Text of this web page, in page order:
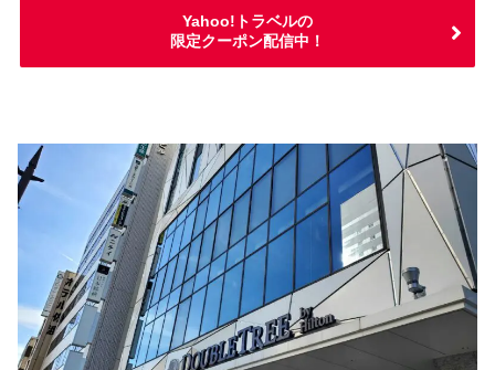
Yahoo!トラベルの
限定クーポン配信中！